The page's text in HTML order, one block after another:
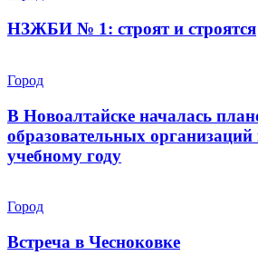
НЗЖБИ № 1: строят и строятся
Город
В Новоалтайске началась
образовательных организаций
учебному году
Город
Встреча в Чесноковке